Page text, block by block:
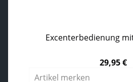
Excenterbedienung
29,95 €
Artikel merken